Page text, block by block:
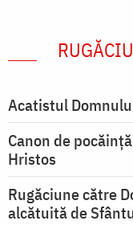
Acatistul
Canon de
Hristos
Rugăciune către
alcătuită de